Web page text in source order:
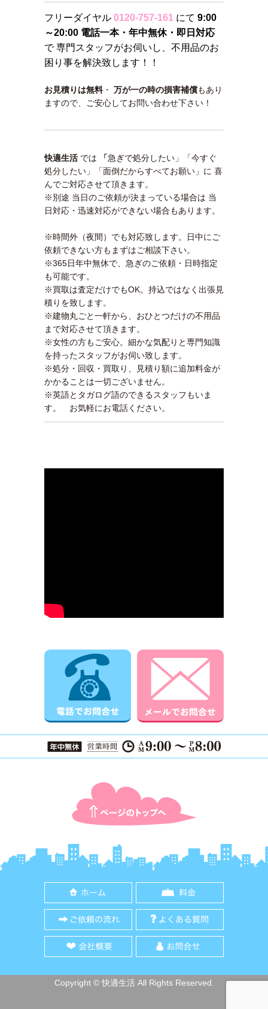
フリーダイヤル 0120-757-161 にて 9:00
～20:00 電話一本・年中無休・即日対応
で 専門スタッフがお伺いし、不用品のお
困り事を解決致します！！
お見積りは無料・ 万が一の時の損害補償もあり
ますので、ご安心してお問い合わせ下さい！
快適生活 では 「急ぎで処分したい」「今すぐ
処分したい」「面倒だからすべてお願い」 に 喜
んでご対応させて頂きます。
※別途 当日のご依頼が決まっている場合は 当
日対応・迅速対応ができない場合もあります。
※時間外（夜間）でも対応致します。日中にご
依頼できない方もまずはご相談下さい。
※365日年中無休で、急ぎのご依頼・日時指定
も可能です。
※買取は査定だけでもOK。持込ではなく出張見
積りを致します。
※建物丸ごと一軒から、おひとつだけの不用品
まで対応させて頂きます。
※女性の方もご安心。細かな気配りと専門知識
を持ったスタッフがお伺い致します。
※処分・回収・買取り、見積り額に追加料金が
かかることは一切ございません。
※英語とタガログ語のできるスタッフもいま
す。 お気軽にお電話ください。
電話でお問合せ
ご依頼の流れ
会社概要
Copyright © 快適生活 All Rights Reserved.